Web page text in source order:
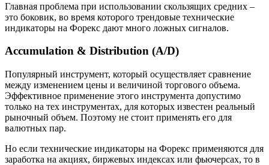
Главная проблема при использовании скользящих средних –
это боковик, во время которого трендовые технические
индикаторы на Форекс дают много ложных сигналов.
Accumulation & Distribution (A/D)
Популярный инструмент, который осуществляет сравнение
между изменением цены и величиной торгового объема.
Эффективное применение этого инструмента допустимо
только на тех инструментах, для которых известен реальный
рыночный объем. Поэтому не стоит применять его для
валютных пар.
Но если технические индикаторы на Форекс применяются для
заработка на акциях, биржевых индексах или фьючерсах, то в